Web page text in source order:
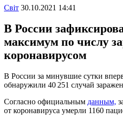
Свiт 30.10.2021 14:41
В России
максимум по числу
коронавирусом
В России за минувшие сутки
обнаружили 40 251 случай
Согласно официальным данным,
от коронавируса умерли 1160